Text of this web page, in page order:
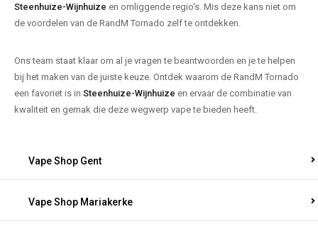
Steenhuize-Wijnhuize en omliggende regio's. Mis deze kans niet om
de voordelen van de RandM Tornado zelf te ontdekken.
Ons team staat klaar om al je vragen te beantwoorden en je te helpen
bij het maken van de juiste keuze. Ontdek waarom de RandM Tornado
een favoriet is in Steenhuize-Wijnhuize en ervaar de combinatie van
kwaliteit en gemak die deze wegwerp vape te bieden heeft.
Vape Shop Gent
Vape Shop Mariakerke